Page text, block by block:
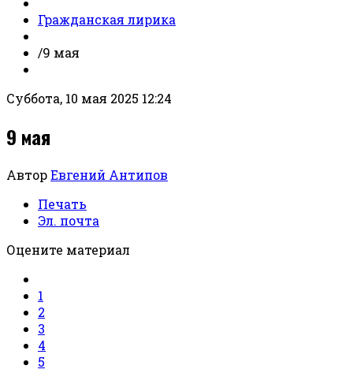
Гражданская лирика
/9 мая
Суббота, 10 мая 2025 12:24
9 мая
АвторЕвгений Антипов
Печать
Эл. почта
Оцените материал
1
2
3
4
5